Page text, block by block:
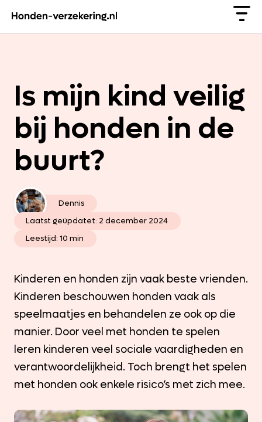
Is mijn kind veilig
bij honden in de
buurt?
Dennis
Laatst geüpdatet: 2 december 2024
Leestijd: 10 min
Kinderen en honden zijn vaak beste vrienden.
Kinderen beschouwen honden vaak als
speelmaatjes en behandelen ze ook op die
manier. Door veel met honden te spelen
leren kinderen veel sociale vaardigheden en
verantwoordelijkheid. Toch brengt het spelen
met honden ook enkele risico’s met zich mee.